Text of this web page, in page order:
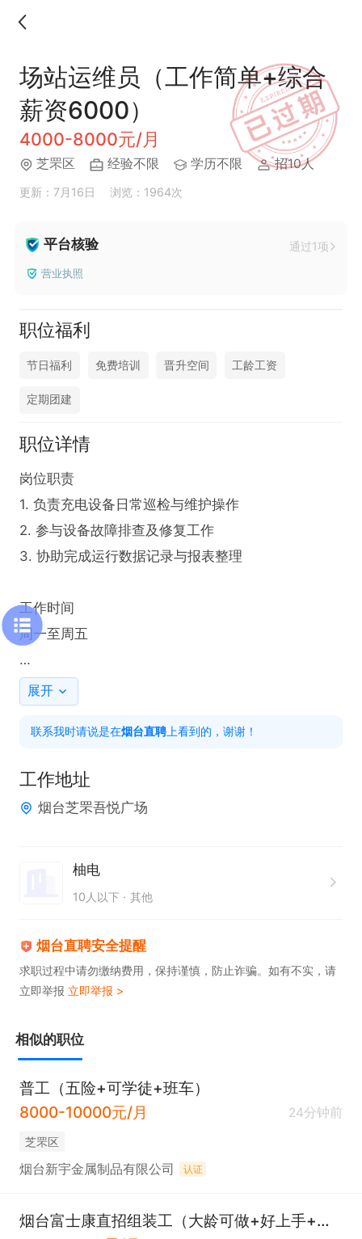
场站运维员（工作简单+综合
薪资6000）
4000-8000元/月
芝罘区 经验不限 学历不限 招10人
更新：7月16日 浏览：1964次
平台核验 通过1项
营业执照
职位福利
节日福利 免费培训 晋升空间 工龄工资
定期团建
职位详情
岗位职责
1. 负责充电设备日常巡检与维护操作
2. 参与设备故障排查及修复工作
3. 协助完成运行数据记录与报表整理
工作时间
周一至周五
备注：拨打电话的时候，请说是在烟台直聘看到的
展开
联系我时请说是在烟台直聘 上看到的，谢谢！
工作地址
烟台芝罘吾悦广场
柚电
10人以下 其他
烟台直聘安全提醒
求职过程中请勿缴纳费用，保持谨慎，防止诈骗。如有不实，请
立即举报 立即举报 >
相似的职位
普工（五险+可学徒+班车）
8000-10000元/月
24分钟前
芝罘区
烟台新宇金属制品有限公司 认证
烟台富士康直招组装工（大龄可做+好上手+工资结算快）